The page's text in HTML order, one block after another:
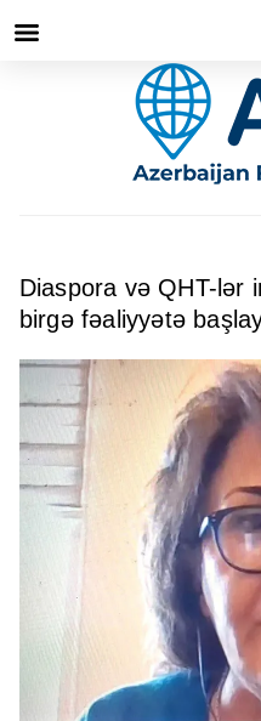
Diaspora və QHT-lər
birgə fəaliyyətə